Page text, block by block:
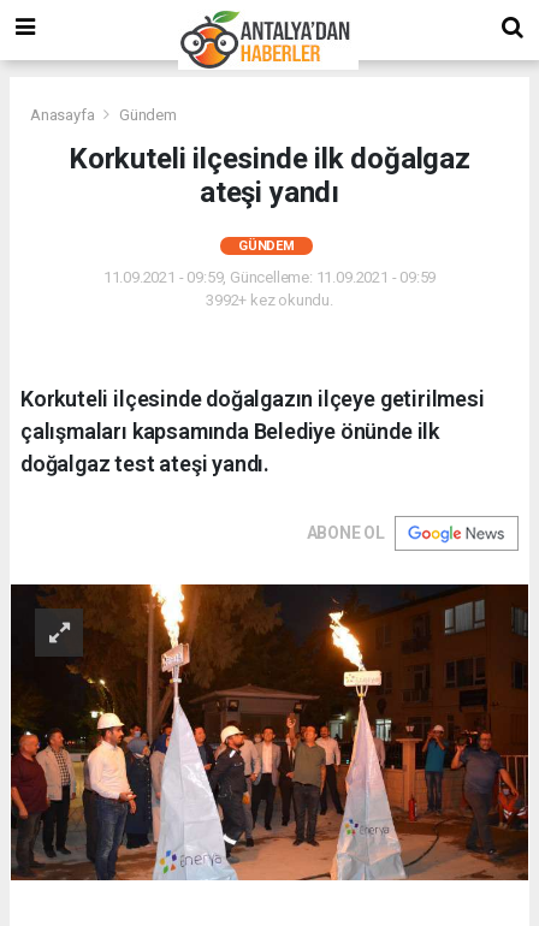
Anasayfa Gündem
Korkuteli ilçesinde ilk doğalgaz
ateşi yandı
GÜNDEM
11.09.2021 - 09:59, Güncelleme: 11.09.2021 - 09:59
3992+ kez okundu.
Korkuteli ilçesinde doğalgazın ilçeye getirilmesi
çalışmaları kapsamında Belediye önünde ilk
doğalgaz test ateşi yandı.
ABONE OL